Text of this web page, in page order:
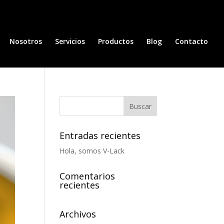
Nosotros Servicios Productos Blog Contacto
Entradas recientes
Hola, somos V-Lack
Comentarios
recientes
Archivos